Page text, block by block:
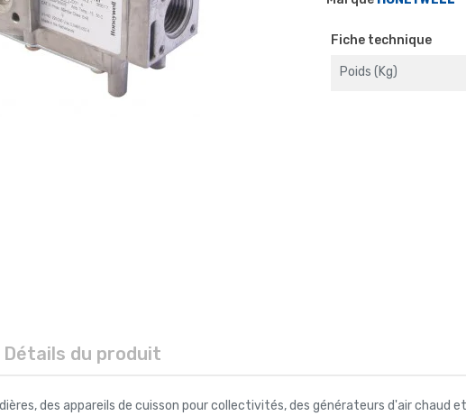
Fiche technique
Poids (kg)
Détails du produit
des appareils de cuisson pour collectivités, des générateurs d'air chaud